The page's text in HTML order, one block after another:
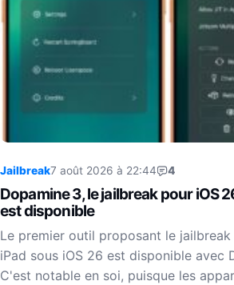
Jailbreak7 août 2026 à 22:44 4
Dopamine 3, le jailbreak pour iOS
est disponible
Le premier outil proposant le jailbreak
iPad sous iOS 26 est disponible avec
C'est notable en soi, puisque les